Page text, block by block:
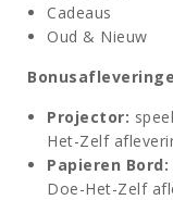
Cadeaus
Oud & Nieuw
Projector:
Het-Zelf
Papieren Bord:
Doe-Het-Zelf